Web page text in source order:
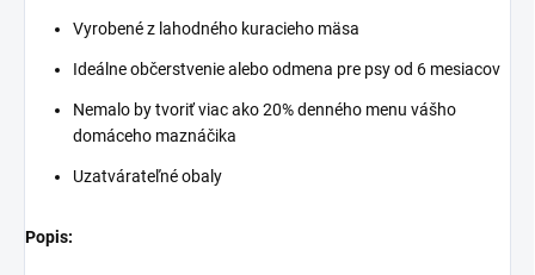
Vyrobené z lahodného kuracieho mäsa
Ideálne občerstvenie alebo odmena pre psy od 6 mesiacov
Nemalo by tvoriť viac ako 20% denného menu vášho
domáceho maznáčika
Uzatvárateľné obaly
Popis: